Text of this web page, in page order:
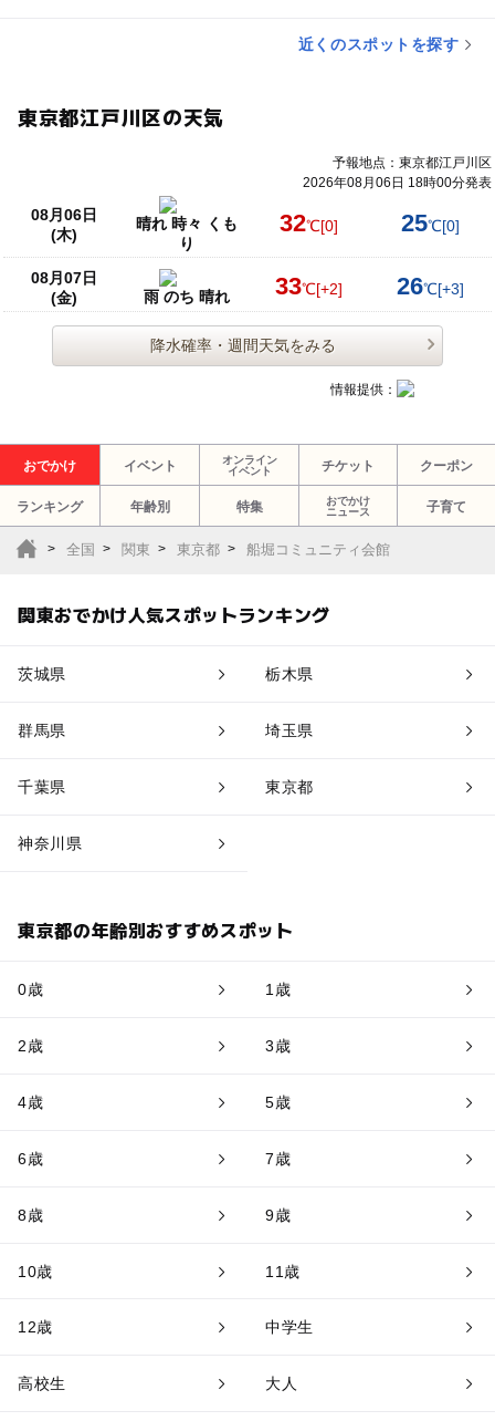
近くのスポットを探す
東京都江戸川区の天気
予報地点：東京都江戸川区
2026年08月06日 18時00分発表
08月06日
(木)
晴れ 時々 くも
り
32℃[0] 25℃[0]
08月07日
(金)
雨 のち 晴れ 33℃[+2] 26℃[+3]
降水確率・週間天気をみる
情報提供：
おでかけ イベント
オンライン
イベント
チケット クーポン
ランキング 年齢別 特集
おでかけ
ニュース
子育て
全国 関東 東京都 船堀コミュニティ会館
関東おでかけ人気スポットランキング
茨城県 栃木県
群馬県 埼玉県
千葉県 東京都
神奈川県
東京都の年齢別おすすめスポット
0歳 1歳
2歳 3歳
4歳 5歳
6歳 7歳
8歳 9歳
10歳 11歳
12歳 中学生
高校生 大人